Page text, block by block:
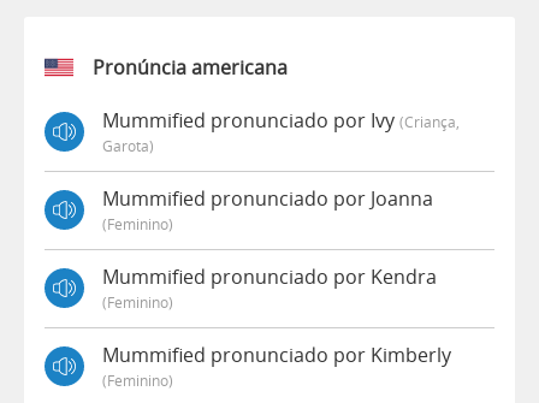
Pronúncia americana
Mummified pronunciado por Ivy (criança,
Garota)
Mummified pronunciado por Joanna
(feminino)
Mummified pronunciado por Kendra
(feminino)
Mummified pronunciado por Kimberly
(feminino)